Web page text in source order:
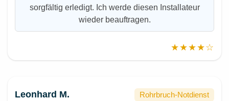
sorgfältig erledigt. Ich werde diesen Installateur
wieder beauftragen.
★★★★☆
Leonhard M. Rohrbruch-Notdienst